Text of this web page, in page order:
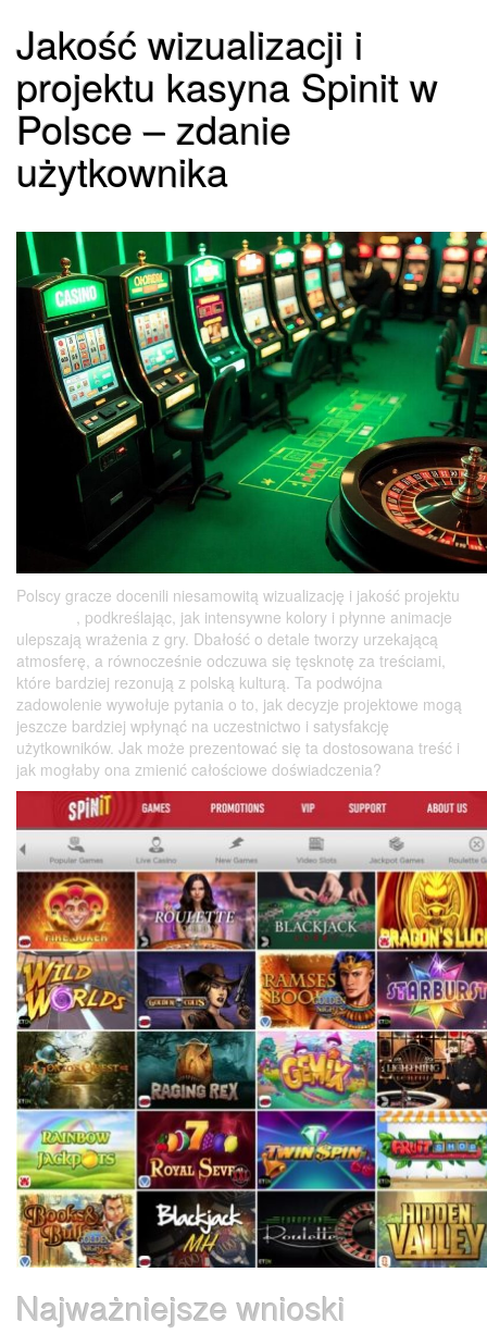
Jakość wizualizacji i
projektu kasyna Spinit w
Polsce – zdanie
użytkownika
Polscy gracze docenili niesamowitą wizualizację i jakość projektu
, podkreślając, jak intensywne kolory i płynne animacje
ulepszają wrażenia z gry. Dbałość o detale tworzy urzekającą
atmosferę, a równocześnie odczuwa się tęsknotę za treściami,
które bardziej rezonują z polską kulturą. Ta podwójna
zadowolenie wywołuje pytania o to, jak decyzje projektowe mogą
jeszcze bardziej wpłynąć na uczestnictwo i satysfakcję
użytkowników. Jak może prezentować się ta dostosowana treść i
jak mogłaby ona zmienić całościowe doświadczenia?
Najważniejsze wnioski